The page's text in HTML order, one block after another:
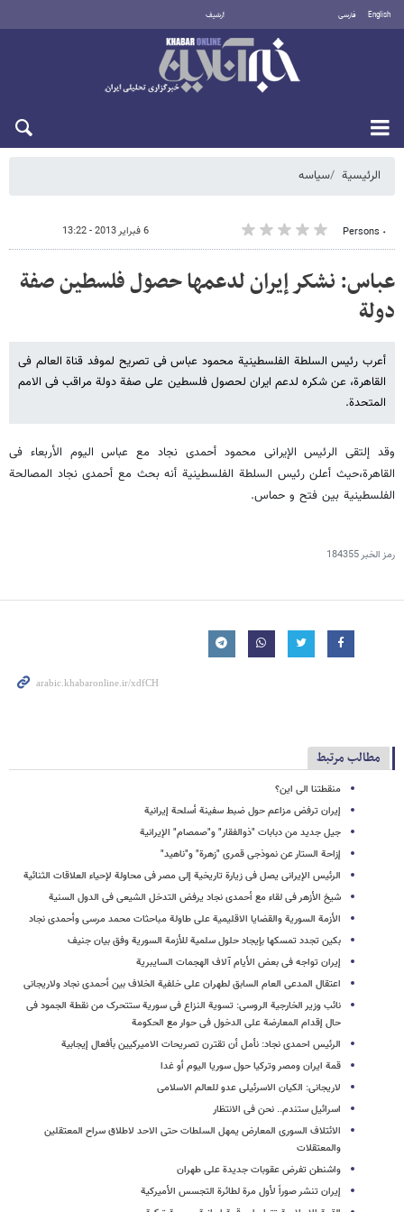
English فارسی أرشيف
الرئيسية سیاسه
٠ Persons 6 فبراير 2013 - 13:22
عباس: نشکر إیران لدعمها حصول فلسطین صفة
دولة
أعرب رئیس السلطة الفلسطینیة محمود عباس فی تصریح لموفد قناة العالم فی
القاهرة، عن شکره لدعم ایران لحصول فلسطین على صفة دولة مراقب فی الامم
المتحدة.
وقد إلتقى الرئیس الإیرانی محمود أحمدی نجاد مع عباس الیوم الأربعاء فی
القاهرة،حیث أعلن رئیس السلطة الفلسطینیة أنه بحث مع أحمدی نجاد المصالحة
الفلسطینیة بین فتح و حماس.
رمز الخبر184355
مطالب مرتبط
منقطتنا الی این؟
إیران ترفض مزاعم حول ضبط سفینة أسلحة إیرانیة
جیل جدید من دبابات "ذوالفقار" و"صمصام" الإیرانیة
إزاحة الستار عن نموذجی قمری "زهرة" و"ناهید"
الرئیس الإیرانی یصل فی زیارة تاریخیة إلى مصر فی محاولة لإحیاء العلاقات الثنائیة
شیخ الأزهر فی لقاء مع أحمدی نجاد یرفض التدخل الشیعی فی الدول السنیة
الأزمة السوریة والقضایا الاقلیمیة على طاولة مباحثات محمد مرسی وأحمدی نجاد
بکین تجدد تمسکها بإیجاد حلول سلمیة للأزمة السوریة وفق بیان جنیف
إیران تواجه فی بعض الأیام آلاف الهجمات السایبریة
اعتقال المدعی العام السابق لطهران على خلفیة الخلاف بین أحمدی نجاد ولاریجانی
نائب وزیر الخارجیة الروسی: تسویة النزاع فی سوریة ستتحرک من نقطة الجمود فی
حال إقدام المعارضة على الدخول فی حوار مع الحکومة
الرئیس احمدی نجاد: نأمل أن تقترن تصریحات الامیرکیین بأفعال إیجابیة
قمة ایران ومصر وترکیا حول سوریا الیوم أو غدا
لاریجانی: الکیان الاسرئیلی عدو للعالم الاسلامی
اسرائیل ستندم.. نحن فی الانتظار
الائتلاف السوری المعارض یمهل السلطات حتى الاحد لاطلاق سراح المعتقلین
والمعتقلات
واشنطن تفرض عقوبات جدیدة على طهران
إیران تنشر صوراً لأول مرة لطائرة التجسس الأمیرکیة